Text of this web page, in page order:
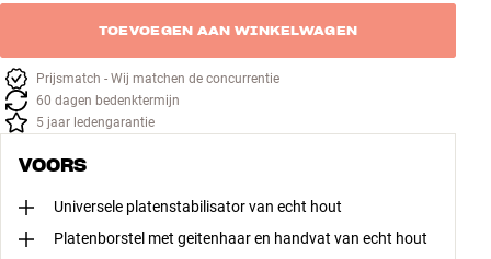
TOEVOEGEN AAN WINKELWAGEN
Prijsmatch - Wij matchen de concurrentie
60 dagen bedenktermijn
5 jaar ledengarantie
VOORS
Universele platenstabilisator van echt hout
Platenborstel met geitenhaar en handvat van echt hout